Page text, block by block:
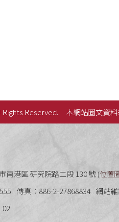
Reserved. 本網站圖文資
南港區 研究院路二段 130 號 (位置
傳真：886-2-27868834 網站
02